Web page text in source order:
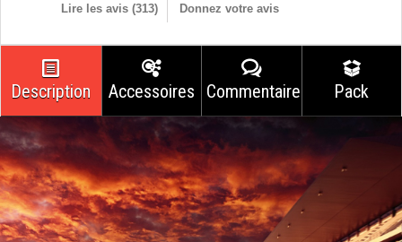
Lire les avis (313) Donnez votre avis
Description Accessoires Commentaires Pack